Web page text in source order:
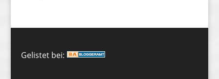
Gelistet bei: